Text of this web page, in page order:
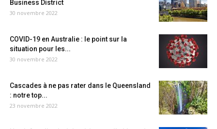
Business District
30 novembre 2022
COVID-19 en Australie : le point sur la
situation pour les...
30 novembre 2022
Cascades à ne pas rater dans le Queensland
: notre top...
23 novembre 2022